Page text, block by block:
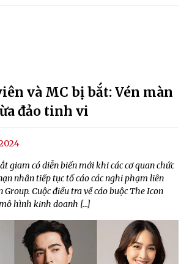
và MC bị bắt: Vén màn
đảo tinh vi
giam có diễn biến mới khi các cơ quan chức
nhân tiếp tục tố cáo các nghi phạm liên
Group. Cuộc điều tra về cáo buộc The Icon
hình kinh doanh […]